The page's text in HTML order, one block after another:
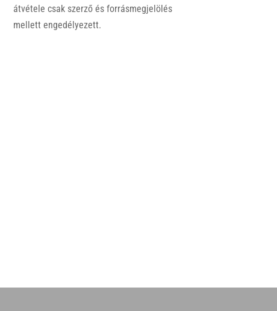
átvétele csak szerző és forrásmegjelölés
mellett engedélyezett.